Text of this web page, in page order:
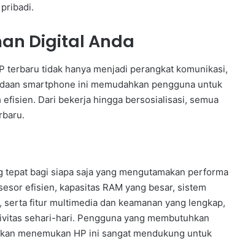
Digital Anda
terbaru tidak hanya menjadi perangkat komunikasi,
smartphone ini memudahkan pengguna untuk
Dari bekerja hingga bersosialisasi, semua
bagi siapa saja yang mengutamakan performa
efisien, kapasitas RAM yang besar, sistem
fitur multimedia dan keamanan yang lengkap,
sehari-hari. Pengguna yang membutuhkan
menemukan HP ini sangat mendukung untuk